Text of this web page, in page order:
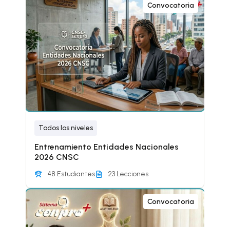
Convocatoria
Todos los niveles
Entrenamiento Entidades Nacionales
2026 CNSC
48 Estudiantes 23 Lecciones
Convocatoria